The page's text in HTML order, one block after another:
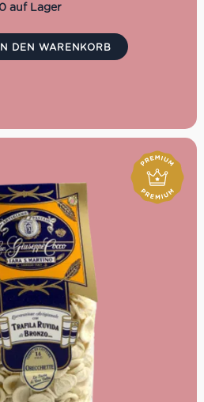
sie gar sind. Die Fregola nun in
bei einem Risotto mit Brühe
alles wieder zusammenfügen
und genießen.
auf Lager
DEN WARENKORB